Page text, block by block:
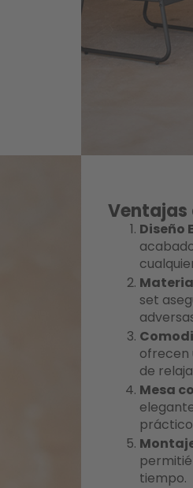
Ventajas
Diseño
set
ofrecen
de
Mesa
tiempo.